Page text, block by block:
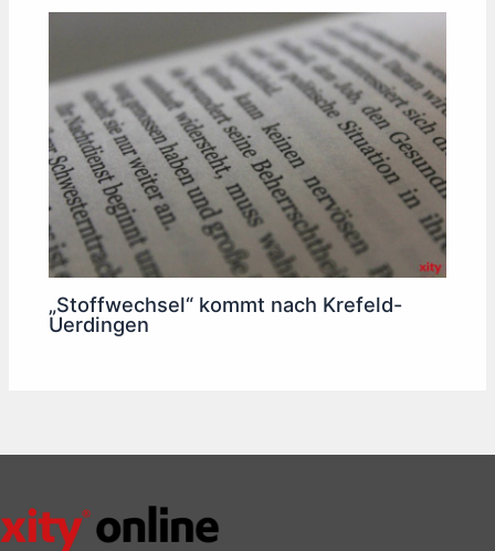
„Stoffwechsel“ kommt nach Krefeld-
Uerdingen